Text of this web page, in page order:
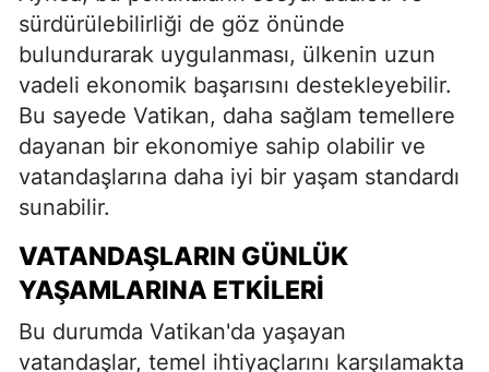
sürdürülebilirliği de göz önünde
bulundurarak uygulanması, ülkenin uzun
vadeli ekonomik başarısını destekleyebilir.
Bu sayede Vatikan, daha sağlam temellere
dayanan bir ekonomiye sahip olabilir ve
vatandaşlarına daha iyi bir yaşam standardı
sunabilir.
VATANDAŞLARIN GÜNLÜK
YAŞAMLARINA ETKILERI
Bu durumda Vatikan'da yaşayan
vatandaşlar, temel ihtiyaçlarını karşılamakta